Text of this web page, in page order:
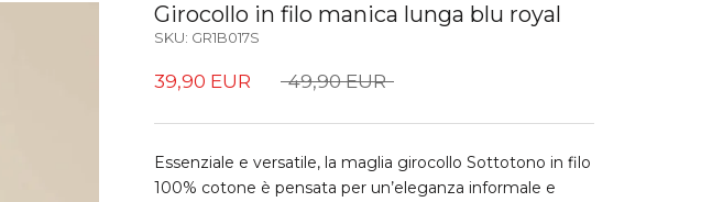
Girocollo in filo manica lunga blu royal
SKU: GR1B017S
39,90 EUR 49,90 EUR
Essenziale e versatile, la maglia girocollo Sottotono in filo
100% cotone è pensata per un’eleganza informale e